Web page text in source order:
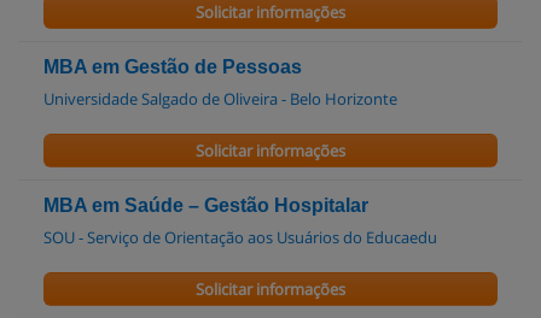
Solicitar informações
MBA em Gestão de Pessoas
Universidade Salgado de Oliveira - Belo Horizonte
Solicitar informações
MBA em Saúde – Gestão Hospitalar
SOU - Serviço de Orientação aos Usuários do Educaedu
Solicitar informações